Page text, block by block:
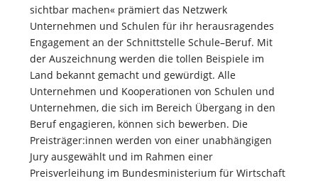
sichtbar machen« prämiert das Netzwerk
Unternehmen und Schulen für ihr herausragendes
Engagement an der Schnittstelle Schule–Beruf. Mit
der Auszeichnung werden die tollen Beispiele im
Land bekannt gemacht und gewürdigt. Alle
Unternehmen und Kooperationen von Schulen und
Unternehmen, die sich im Bereich Übergang in den
Beruf engagieren, können sich bewerben. Die
Preisträger:innen werden von einer unabhängigen
Jury ausgewählt und im Rahmen einer
Preisverleihung im Bundesministerium für Wirtschaft